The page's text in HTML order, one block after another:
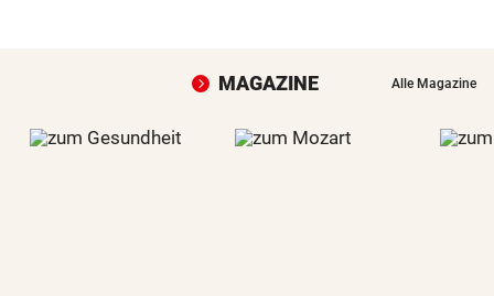
MAGAZINE Alle Magazine